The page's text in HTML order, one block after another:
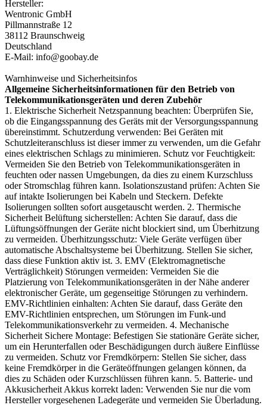
Hersteller:
Wentronic GmbH
Pillmannstraße 12
38112 Braunschweig
Deutschland
E-Mail: info@goobay.de
Warnhinweise und Sicherheitsinfos
Allgemeine Sicherheitsinformationen für den Betrieb von
Telekommunikationsgeräten und deren Zubehör
1. Elektrische Sicherheit Netzspannung beachten: Überprüfen Sie,
ob die Eingangsspannung des Geräts mit der Versorgungsspannung
übereinstimmt. Schutzerdung verwenden: Bei Geräten mit
Schutzleiteranschluss ist dieser immer zu verwenden, um die Gefahr
eines elektrischen Schlags zu minimieren. Schutz vor Feuchtigkeit:
Vermeiden Sie den Betrieb von Telekommunikationsgeräten in
feuchten oder nassen Umgebungen, da dies zu einem Kurzschluss
oder Stromschlag führen kann. Isolationszustand prüfen: Achten Sie
auf intakte Isolierungen bei Kabeln und Steckern. Defekte
Isolierungen sollten sofort ausgetauscht werden. 2. Thermische
Sicherheit Belüftung sicherstellen: Achten Sie darauf, dass die
Lüftungsöffnungen der Geräte nicht blockiert sind, um Überhitzung
zu vermeiden. Überhitzungsschutz: Viele Geräte verfügen über
automatische Abschaltsysteme bei Überhitzung. Stellen Sie sicher,
dass diese Funktion aktiv ist. 3. EMV (Elektromagnetische
Verträglichkeit) Störungen vermeiden: Vermeiden Sie die
Platzierung von Telekommunikationsgeräten in der Nähe anderer
elektronischer Geräte, um gegenseitige Störungen zu verhindern.
EMV-Richtlinien einhalten: Achten Sie darauf, dass Geräte den
EMV-Richtlinien entsprechen, um Störungen im Funk-und
Telekommunikationsverkehr zu vermeiden. 4. Mechanische
Sicherheit Sichere Montage: Befestigen Sie stationäre Geräte sicher,
um ein Herunterfallen oder Beschädigungen durch äußere Einflüsse
zu vermeiden. Schutz vor Fremdkörpern: Stellen Sie sicher, dass
keine Fremdkörper in die Geräteöffnungen gelangen können, da
dies zu Schäden oder Kurzschlüssen führen kann. 5. Batterie- und
Akkusicherheit Akkus korrekt laden: Verwenden Sie nur die vom
Hersteller vorgesehenen Ladegeräte und vermeiden Sie Überladung.